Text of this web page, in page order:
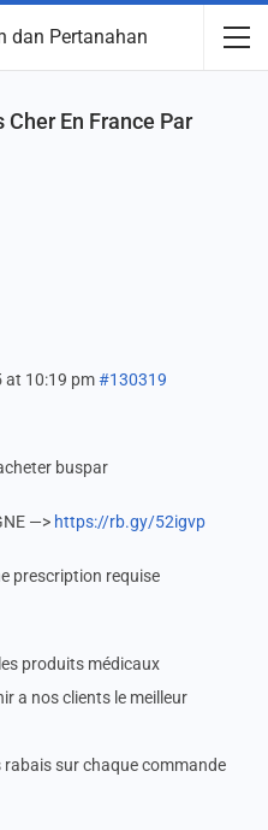
dan Pertanahan
En France Par
10:19 pm#130319
buspar
—> https://rb.gy/52igvp
prescription requise
produits médicaux
a nos clients le meilleur
rabais sur chaque commande